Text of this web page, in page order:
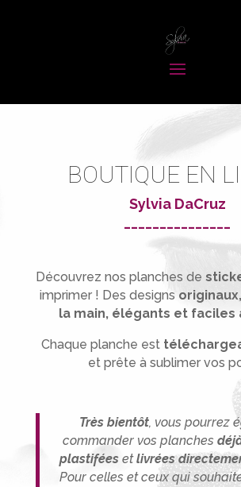
BOUTIQUE EN
Sylvia DaCruz
_______________
Découvrez nos planches de
imprimer ! Des designs
la main, élégants et faciles
Chaque planche est
et prête à sublimer vos
Très bientôt, vous pourrez
commander vos planches
plastiféesetlivrées
Pour celles et ceux qui